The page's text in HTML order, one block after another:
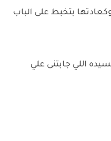
بتخبط على الباب
اللي جابتنى علي